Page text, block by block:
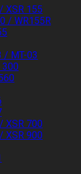
XSR 155
/ WR155R
/ MT-03
300
XSR 700
XSR 900